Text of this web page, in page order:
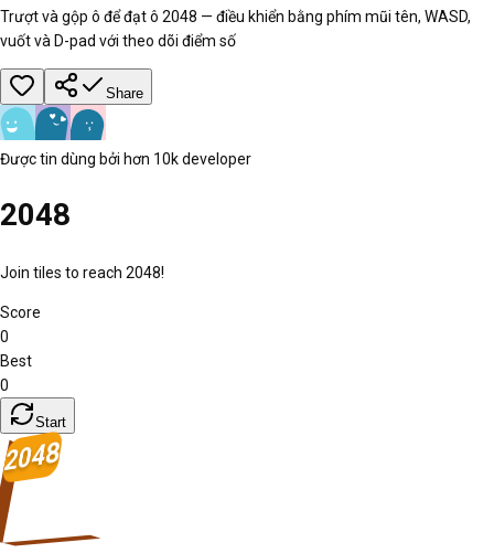
Trượt và gộp ô để đạt ô 2048 — điều khiển bằng phím mũi tên, WASD,
vuốt và D-pad với theo dõi điểm số
Share
Được tin dùng bởi hơn 10k developer
2048
Join tiles to reach 2048!
Score
0
Best
0
Start
2048